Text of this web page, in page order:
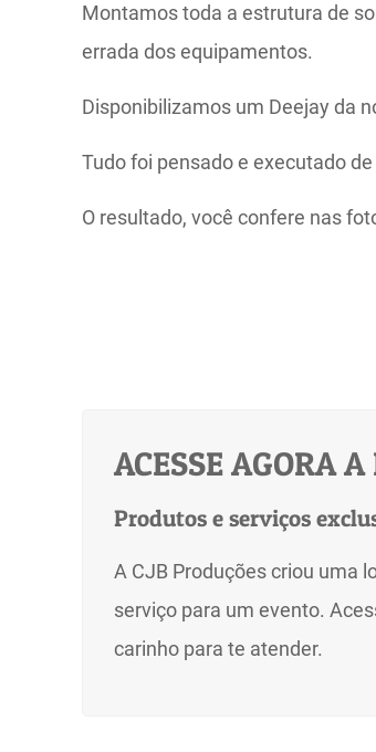
Montamos toda a estrutura de
errada dos equipamentos.
Disponibilizamos um Deejay da
Tudo foi pensado e executado
O resultado, você confere nas
ACESSE AGORA
Produtos e serviços
A CJB Produções criou uma
serviço para um evento.
carinho para te atender.